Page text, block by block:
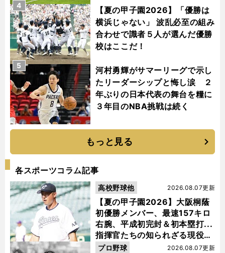
【夏の甲子園2026】「優勝は
横浜じゃない」 波乱必至の組み
合わせで識者５人が選んだ優勝
校はここだ！
4
河村勇輝がサマーリーグで示し
たリーダーシップと悔し涙 ２
年ぶりの日本代表の舞台を糧に
３年目のNBA挑戦は続く
5
もっと見る
各スポーツコラム記事
【夏の甲子園2026】大阪桐蔭
初優勝メンバー、最速157キロ
右腕、平成初完封＆初本塁打...
指揮官たちの知られざる現役時
代
2026.08.07更新
高校野球他
2026.08.07更新
プロ野球